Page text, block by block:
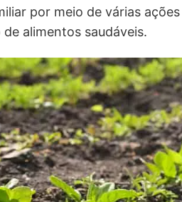
por meio de várias ações
alimentos saudáveis.